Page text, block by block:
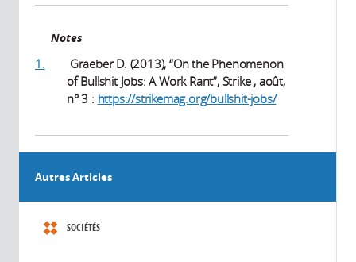
Notes
1.
Graeber D. (2013), “On the Phenomenon
of Bullshit Jobs: A Work Rant”, Strike , août,
n° 3 : https://strikemag.org/bullshit-jobs/
Autres Articles
SOCIÉTÉS